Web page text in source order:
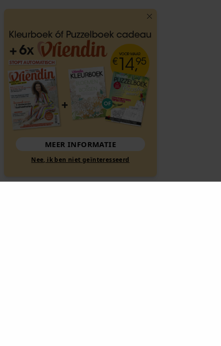
MEER INFORMATIE
Nee, ik ben niet geïnteresseerd